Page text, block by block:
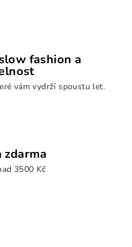
fashion a
vám vydrží spoustu let.
zdarma
3500 Kč